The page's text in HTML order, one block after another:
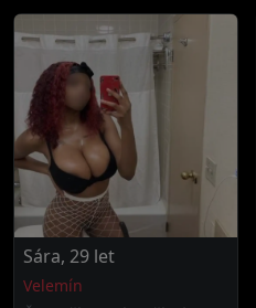
Sára, 29 let
Velemín